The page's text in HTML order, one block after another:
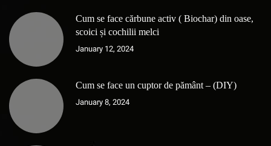
Cum se face cărbune activ ( Biochar) din oase,
scoici și cochilii melci
January 12, 2024
Cum se face un cuptor de pământ – (DIY)
January 8, 2024